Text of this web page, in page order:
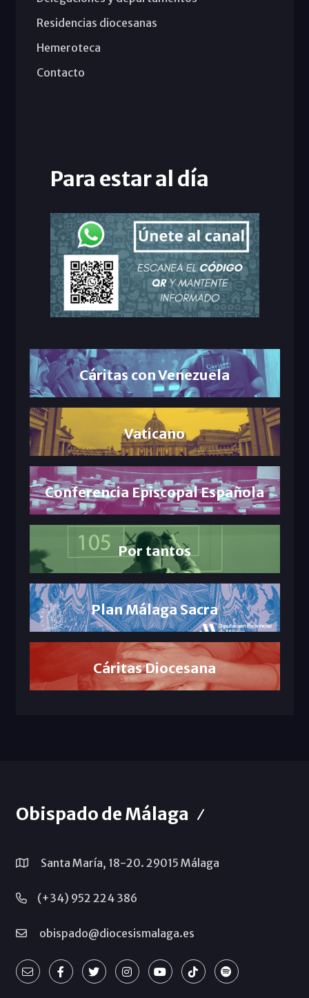
Residencias diocesanas
Hemeroteca
Contacto
Para estar al día
Cáritas con Venezuela
Vaticano
Conferencia Episcopal Española
Por tantos
Plan Málaga Sacra
Cáritas Diocesana
Obispado de Málaga
Santa María, 18-20. 29015 Málaga
(+34) 952 224 386
obispado@diocesismalaga.es